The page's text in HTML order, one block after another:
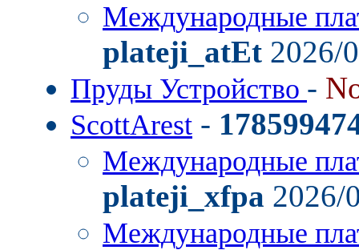
Международные
plateji_atEt 2026/
Пруды Устройство -
ScottArest -
Международные
plateji_xfpa 2026/
Международные